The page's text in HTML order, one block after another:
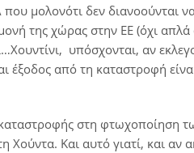
μολονότι δεν διανοούνται
της χώρας στην ΕΕ (όχι
υπόσχονται, αν
έξοδος από τη καταστροφή
καταστροφής στη φτωχοποίηση
Χούντα. Και αυτό γιατί, και